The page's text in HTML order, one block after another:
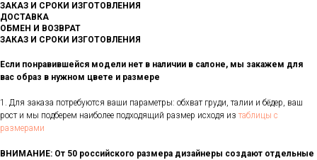
ЗАКАЗ И СРОКИ ИЗГОТОВЛЕНИЯ
ДОСТАВКА
ОБМЕН И ВОЗВРАТ
ЗАКАЗ И СРОКИ ИЗГОТОВЛЕНИЯ
Если понравившейся модели нет в наличии в салоне, мы закажем для
вас образ в нужном цвете и размере
1. Для заказа потребуются ваши параметры: обхват груди, талии и бёдер, ваш
рост и мы подберем наиболее подходящий размер исходя из таблицы с
размерами
ВНИМАНИЕ: От 50 российского размера дизайнеры создают отдельные